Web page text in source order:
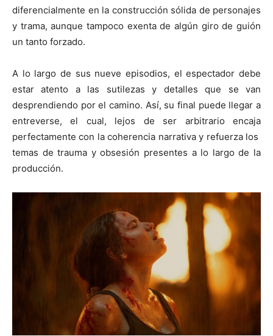
diferencialmente en la construcción sólida de personajes
y trama, aunque tampoco exenta de algún giro de guión
un tanto forzado.
A lo largo de sus nueve episodios, el espectador debe
estar atento a las sutilezas y detalles que se van
desprendiendo por el camino. Así, su final puede llegar a
entreverse, el cual, lejos de ser arbitrario encaja
perfectamente con la coherencia narrativa y refuerza los
temas de trauma y obsesión presentes a lo largo de la
producción.